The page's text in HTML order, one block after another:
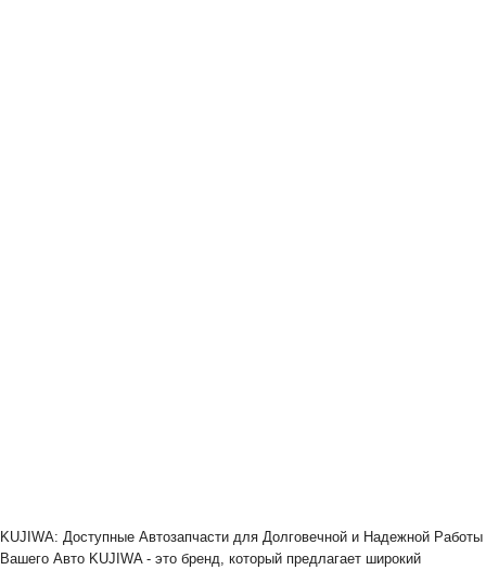
KUJIWA: Доступные Автозапчасти для Долговечной и Надежной Работы
Вашего Авто KUJIWA - это бренд, который предлагает широкий